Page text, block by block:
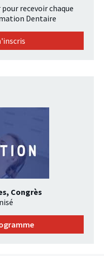
recevoir chaque
Dentaire
Congrès